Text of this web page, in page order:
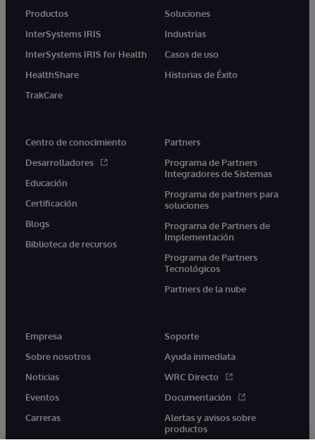
Productos
InterSystems IRIS
InterSystems IRIS for Health
HealthShare
TrakCare
Soluciones
Industrias
Casos de uso
Historias de Éxito
Centro de conocimiento
Desarrolladores
Educación
Certificación
Blogs
Biblioteca de recursos
Partners
Programa de Partners
Integradores de Sistemas
Programa de partners para
soluciones
Programa de Partners de
Implementación
Programa de Partners
Tecnológicos
Partners de la nube
Empresa
Sobre nosotros
Noticias
Eventos
Carreras
Soporte
Ayuda inmediata
WRC Directo
Documentación
Alertas y avisos sobre
productos